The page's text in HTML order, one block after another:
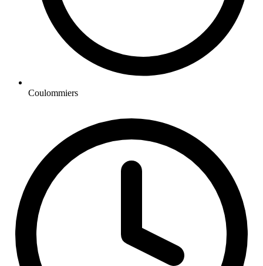
Coulommiers